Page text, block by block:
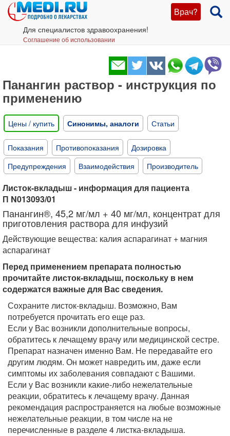
Врач?
Для специалистов здравоохранения!
Соглашение об использовании
Панангин раствор - инструкция по
применению
Цены / купить Синонимы, аналоги Статьи
Показания Противопоказания
Дозировка
Предупреждения
Взаимодействия Производитель
Листок-вкладыш - информация для пациента
П N013093/01
Панангин®, 45,2 мг/мл + 40 мг/мл, концентрат для
приготовления раствора для инфузий
Действующие вещества: калия аспарагинат + магния
аспарагинат
Перед применением препарата полностью
прочитайте листок-вкладыш, поскольку в нем
содержатся важные для Вас сведения.
Сохраните листок-вкладыш. Возможно, Вам
потребуется прочитать его еще раз.
Если у Вас возникли дополнительные вопросы,
обратитесь к лечащему врачу или медицинской сестре.
Препарат назначен именно Вам. Не передавайте его
другим людям. Он может навредить им, даже если
симптомы их заболевания совпадают с Вашими.
Если у Вас возникли какие-либо нежелательные
реакции, обратитесь к лечащему врачу. Данная
рекомендация распространяется на любые возможные
нежелательные реакции, в том числе на не
перечисленные в разделе 4 листка-вкладыша.